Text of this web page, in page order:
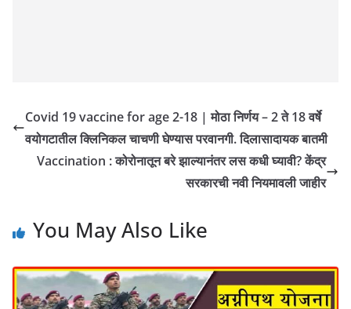
Covid 19 vaccine for age 2-18 | मोठा निर्णय – 2 ते 18 वर्षे
वयोगटातील क्लिनिकल चाचणी घेण्यास परवानगी. दिलासादायक बातमी
Vaccination : कोरोनातून बरे झाल्यानंतर लस कधी घ्यावी? केंद्र
सरकारची नवी नियमावली जाहीर
You May Also Like